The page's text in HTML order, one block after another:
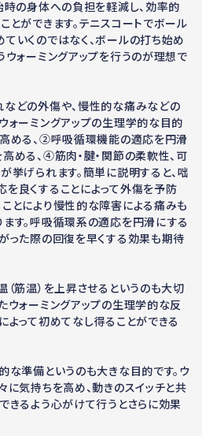
時の身体への負担を軽減し、効率的
とができます。テニスコートでボール
いくのではなく、ボールの打ち始め
ウォーミングアップを行うのが理想で
どの外傷や、慢性的な痛みなどの
ォーミングアップの生理学的な目的
める、②呼吸循環機能の適応を円滑
める、④筋肉・腱・関節の柔軟性、可
挙げられます。簡単に説明すると、咄
良くすることによって外傷を予防
とにより慢性的な障害による痛みも
す。呼吸循環系の適応を円滑にする
った際の回復を早くする効果も期待
（筋温）を上昇させるというのも大切
ウォーミングアップの生理学的な反
よって初めてなし得ることができる
な準備というのも大きな目的です。ウ
に気持ちを高め、動きのスイッチと共
きるよう心がけて行うとさらに効果